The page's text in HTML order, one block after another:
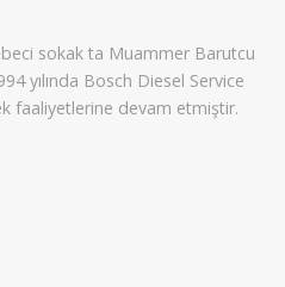
sokak ta Muammer Barutcu
yılında Bosch Diesel Service
faaliyetlerine devam etmiştir.